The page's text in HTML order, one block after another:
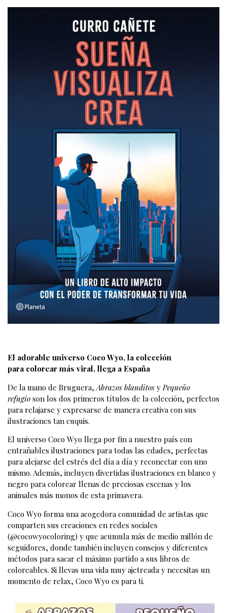
El adorable universo Coco Wyo, la colección
para colorear más viral, llega a España
De la mano de Bruguera, Abrazos blanditos y Pequeño
refugio son los dos primeros títulos de la colección, perfectos
para relajarse y expresarse de manera creativa con sus
ilustraciones tan cuquis.
El universo Coco Wyo llega por fin a nuestro país con
entrañables ilustraciones para todas las edades, perfectas
para alejarse del estrés del día a día y reconectar con uno
mismo. Además, incluyen divertidas ilustraciones en blanco y
negro para colorear llenas de preciosas escenas y los
animales más monos de esta primavera.
Coco Wyo forma una acogedora comunidad de artistas que
comparten sus creaciones en redes sociales
(@cocowyocoloring) y que acumula más de medio millón de
seguidores, donde también incluyen consejos y diferentes
métodos para sacar el máximo partido a sus libros de
coloreables. Si llevas una vida muy ajetreada y necesitas un
momento de relax, Coco Wyo es para ti.